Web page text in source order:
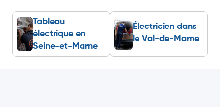
Tableau
électrique en
Seine-et-Marne
Électricien dans
le Val-de-Marne